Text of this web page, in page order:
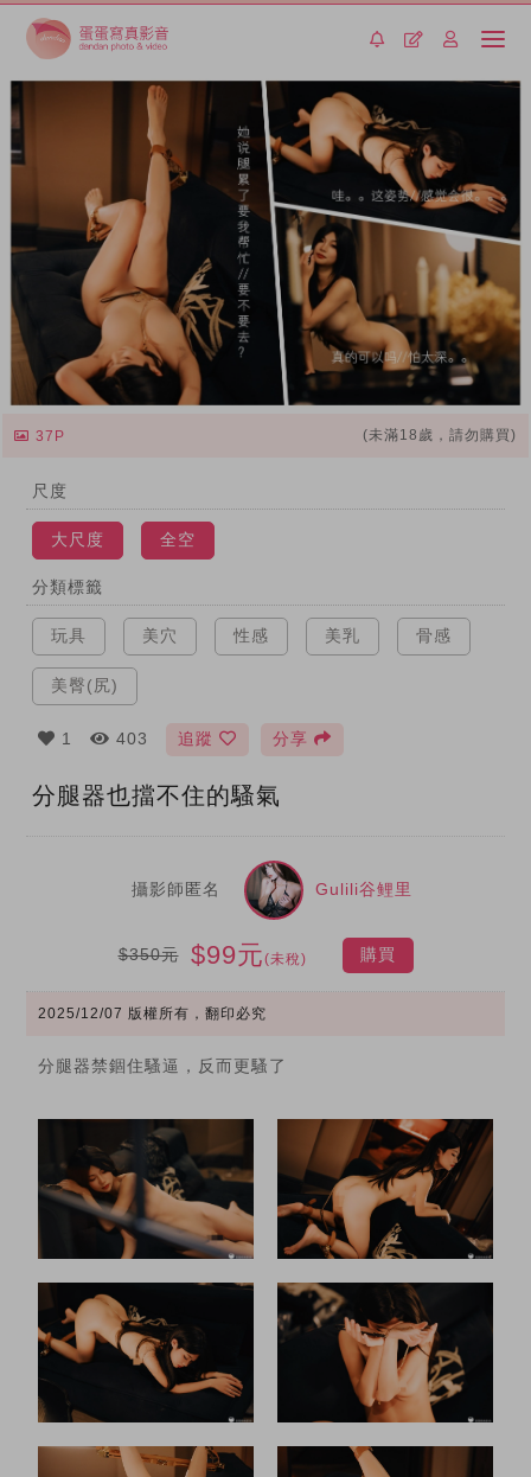
37P (未滿18歲，請勿購買)
尺度
大尺度 全空
分類標籤
玩具 美穴 性感 美乳 骨感
美臀(尻)
1 403 追蹤 分享
分腿器也擋不住的騷氣
攝影師匿名 Gulili谷鲤里
$350元 $99元(未稅) 購買
2025/12/07 版權所有，翻印必究
分腿器禁錮住騷逼，反而更騷了